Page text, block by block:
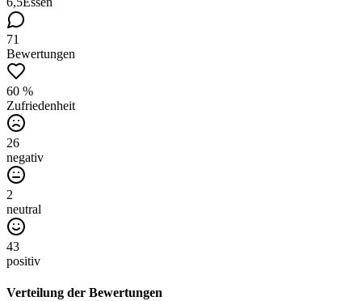
71
Bewertungen
60 %
Zufriedenheit
26
negativ
2
neutral
43
positiv
Verteilung der Bewertungen